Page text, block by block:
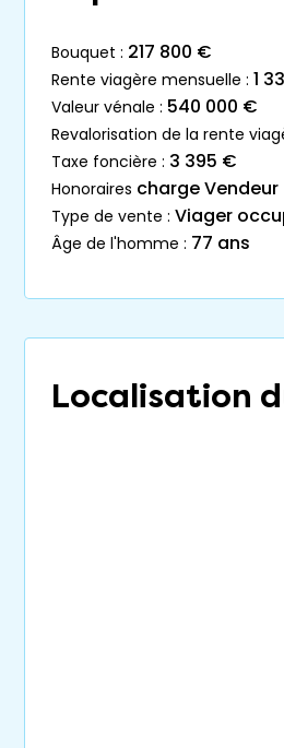
bouquet : 217 800 €
rente viagère mensuelle : 1
valeur vénale : 540 000 €
revalorisation de la rente
taxe foncière : 3 395 €
honoraires charge Vendeur
type de vente : Viager
âge de l'homme : 77 ans
Localisation